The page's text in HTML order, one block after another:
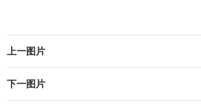
上一图片
下一图片